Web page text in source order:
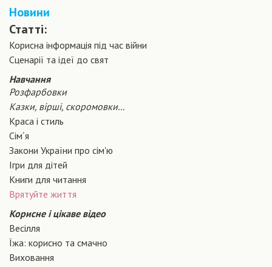
Новини
Статті:
Корисна інформація під час війни
Сценарiї та iдеї до свят
Навчання
Розфарбовки
Казки, вірші, скоромовки...
Краса і стиль
Сiм´я
Закони України про сiм'ю
Ігри для дітей
Книги для читання
Врятуйте життя
Корисне і цікаве відео
Весілля
Їжа: корисно та смачно
Виховання